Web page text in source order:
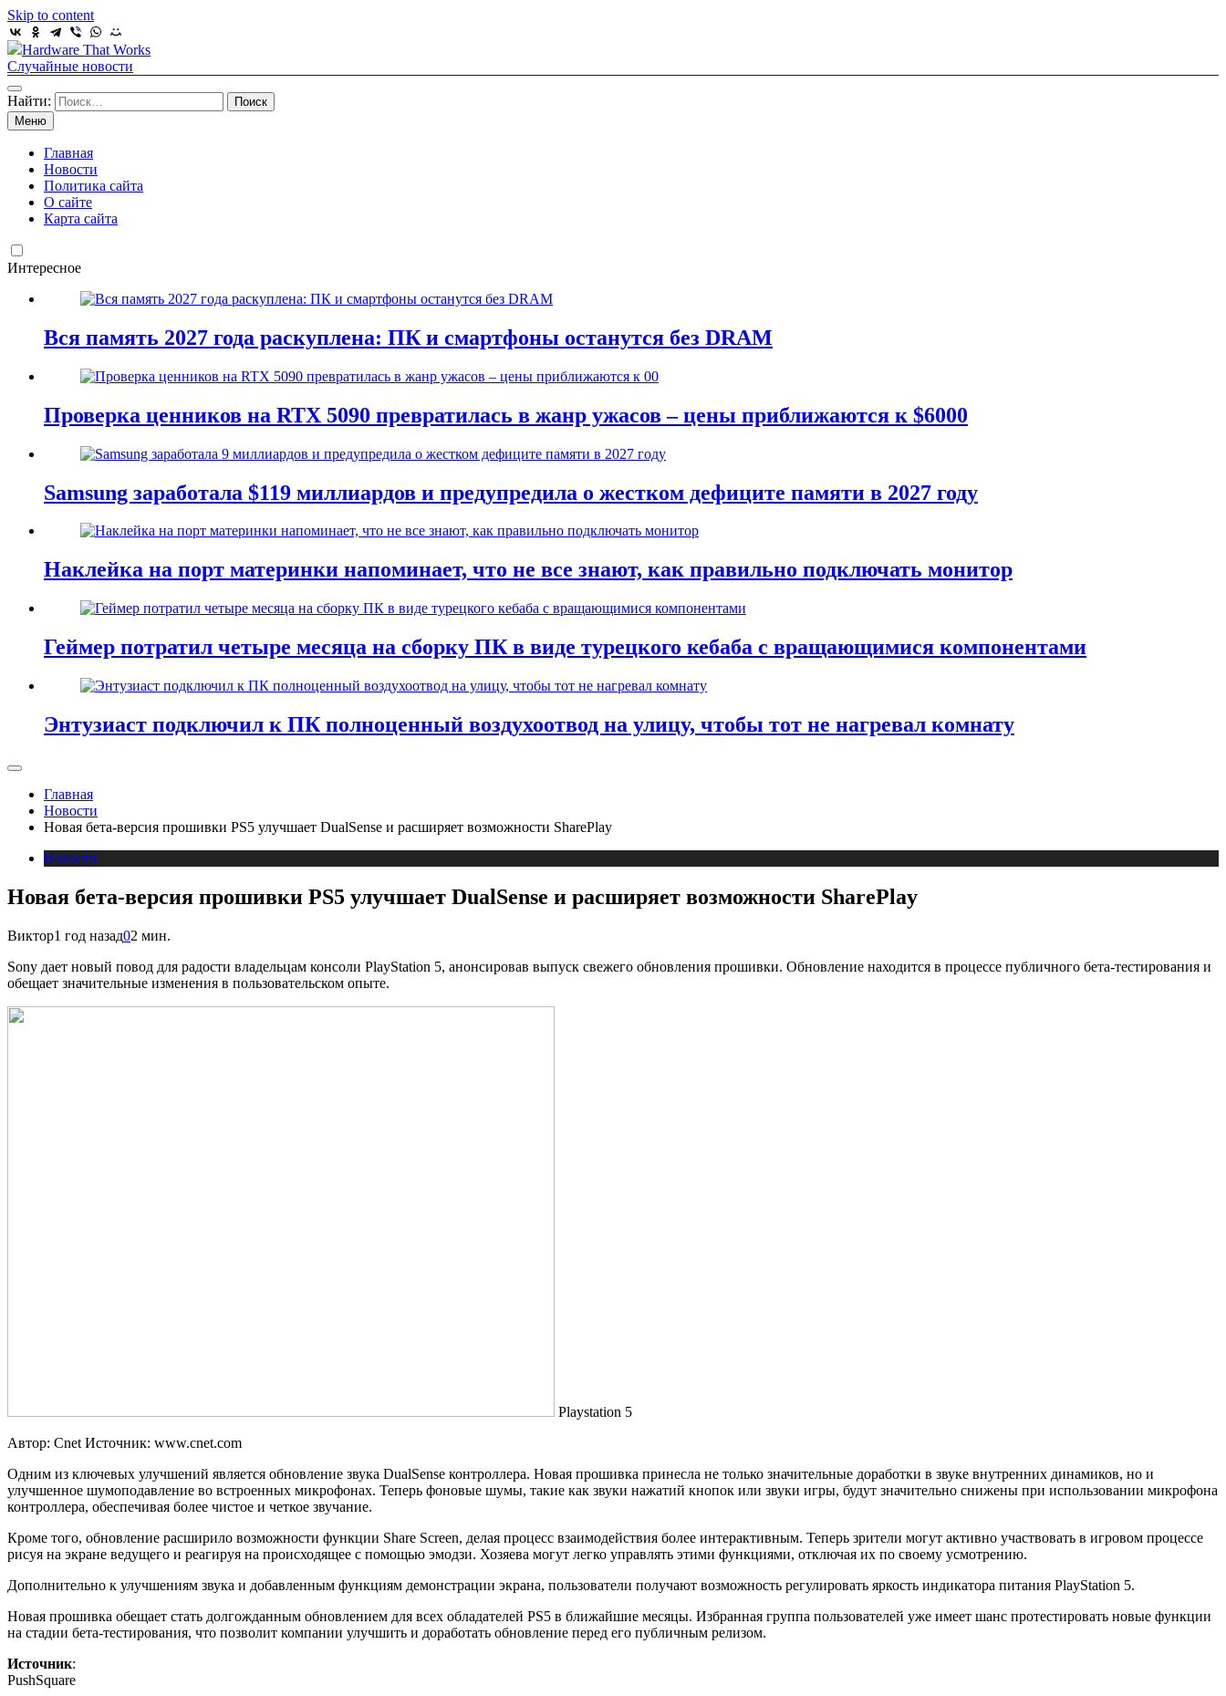
Skip to content
Hardware That Works
Случайные новости
Найти:
Меню
Главная
Новости
Политика сайта
О сайте
Карта сайта
Интересное
Вся память 2027 года раскуплена: ПК и смартфоны останутся без DRAM
Проверка ценников на RTX 5090 превратилась в жанр ужасов – цены приближаются к $6000
Samsung заработала $119 миллиардов и предупредила о жестком дефиците памяти в 2027 году
Наклейка на порт материнки напоминает, что не все знают, как правильно подключать монитор
Геймер потратил четыре месяца на сборку ПК в виде турецкого кебаба с вращающимися компонентами
Энтузиаст подключил к ПК полноценный воздухоотвод на улицу, чтобы тот не нагревал комнату
Главная
Новости
Новая бета-версия прошивки PS5 улучшает DualSense и расширяет возможности SharePlay
Новости
Новая бета-версия прошивки PS5 улучшает DualSense и расширяет возможности SharePlay
Виктор1 год назад02 мин.
Sony дает новый повод для радости владельцам консоли PlayStation 5, анонсировав выпуск свежего обновления прошивки. Обновление находится в процессе публичного бета-тестирования и
обещает значительные изменения в пользовательском опыте.
Playstation 5
Автор: Cnet Источник: www.cnet.com
Одним из ключевых улучшений является обновление звука DualSense контроллера. Новая прошивка принесла не только значительные доработки в звуке внутренних динамиков, но и
улучшенное шумоподавление во встроенных микрофонах. Теперь фоновые шумы, такие как звуки нажатий кнопок или звуки игры, будут значительно снижены при использовании микрофона
контроллера, обеспечивая более чистое и четкое звучание.
Кроме того, обновление расширило возможности функции Share Screen, делая процесс взаимодействия более интерактивным. Теперь зрители могут активно участвовать в игровом процессе
рисуя на экране ведущего и реагируя на происходящее с помощью эмодзи. Хозяева могут легко управлять этими функциями, отключая их по своему усмотрению.
Дополнительно к улучшениям звука и добавленным функциям демонстрации экрана, пользователи получают возможность регулировать яркость индикатора питания PlayStation 5.
Новая прошивка обещает стать долгожданным обновлением для всех обладателей PS5 в ближайшие месяцы. Избранная группа пользователей уже имеет шанс протестировать новые функции
на стадии бета-тестирования, что позволит компании улучшить и доработать обновление перед его публичным релизом.
Источник:
PushSquare